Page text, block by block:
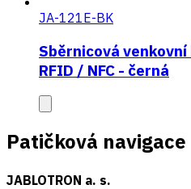
JA-121E-BK
Sběrnicová
RFID / NFC - černá
Patičková navigace
JABLOTRON a. s.